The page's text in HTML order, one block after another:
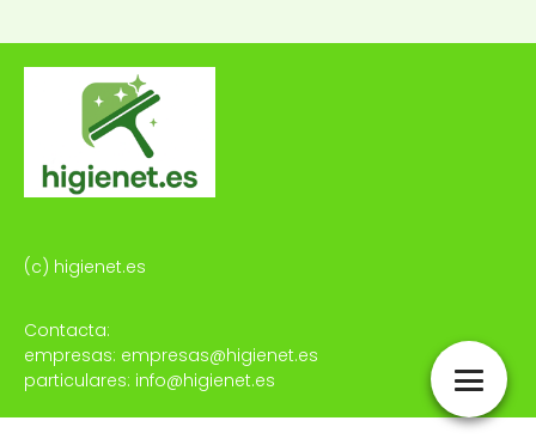
(c) higienet.es
Contacta:
empresas: empresas@higienet.es
particulares: info@higienet.es